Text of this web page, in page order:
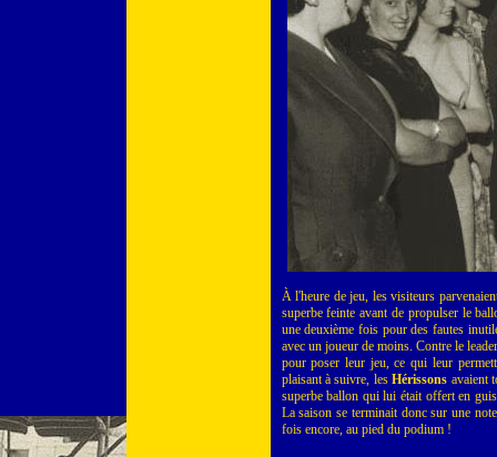
À l'heure de jeu, les visiteurs
superbe feinte avant de propulser le
une deuxième fois pour des fautes
avec un joueur de moins. Contre le
pour poser leur jeu, ce qui leur
plaisant à suivre, lesHérissons avaient
superbe ballon qui lui était offert en
La saison se terminait donc sur une
fois encore, au pied du podium !